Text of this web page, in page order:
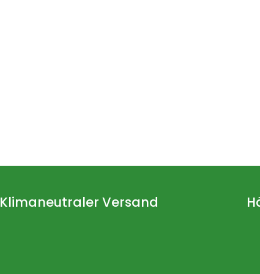
Klimaneutraler Versand